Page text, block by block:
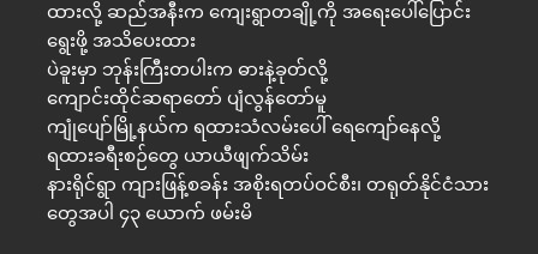
ထားလို့ ဆည်အနီးက ကျေးရွာတချို့ကို အရေးပေါ်ပြောင်း
ရွေးဖို့ အသိပေးထား
ပဲခူးမှာ ဘုန်းကြီးတပါးက ဓားနဲ့ခုတ်လို့
ကျောင်းထိုင်ဆရာတော် ပျံလွန်တော်မူ
ကျုံပျော်မြို့နယ်က ရထားသံလမ်းပေါ် ရေကျော်နေလို့
ရထားခရီးစဉ်တွေ ယာယီဖျက်သိမ်း
နားရိုင်ရွာ ကျားဖြန့်စခန်း အစိုးရတပ်ဝင်စီး၊ တရုတ်နိုင်ငံသား
တွေအပါ ၄၃ ယောက် ဖမ်းမိ